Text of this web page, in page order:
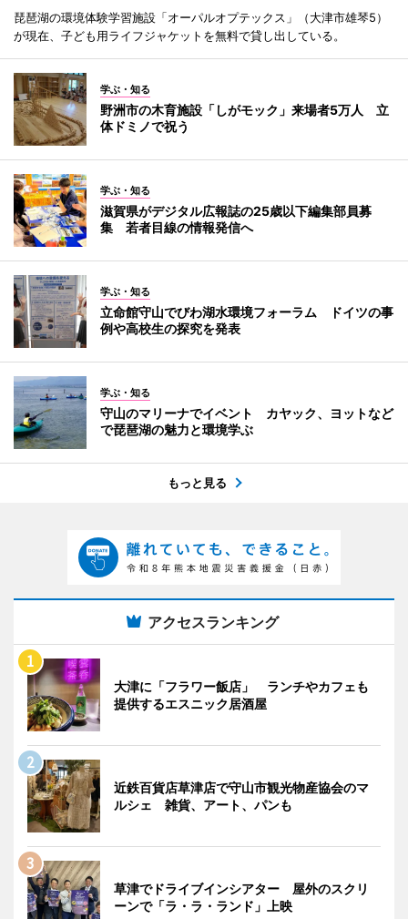
琵琶湖の環境体験学習施設「オーパルオプテックス」（大津市雄琴5）
が現在、子ども用ライフジャケットを無料で貸し出している。
学ぶ・知る
野洲市の木育施設「しがモック」来場者5万人 立
体ドミノで祝う
学ぶ・知る
滋賀県がデジタル広報誌の25歳以下編集部員募
集 若者目線の情報発信へ
学ぶ・知る
立命館守山でびわ湖水環境フォーラム ドイツの事
例や高校生の探究を発表
学ぶ・知る
守山のマリーナでイベント カヤック、ヨットなど
で琵琶湖の魅力と環境学ぶ
もっと見る
アクセスランキング
大津に「フラワー飯店」 ランチやカフェも
提供するエスニック居酒屋
近鉄百貨店草津店で守山市観光物産協会のマ
ルシェ 雑貨、アート、パンも
草津でドライブインシアター 屋外のスクリ
ーンで「ラ・ラ・ランド」上映